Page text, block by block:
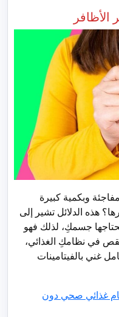
وبكمية كبيرة
هذه الدلائل تشير إلى
جسمكِ، لذلك فهو
في نظامكِ الغذائي،
غني بالفيتامينات
غذائي صحي دون